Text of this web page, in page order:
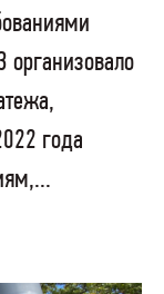
организовало
года